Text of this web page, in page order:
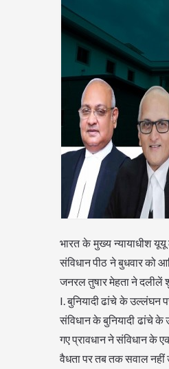
भारत के मुख्य न्यायाधीश
संविधान पीठ ने बुधवार को
जनरल तुषार मेहता ने दलीलें
I. बुनियादी ढांचे के उल्लंघन
संविधान के बुनियादी ढांचे
गए प्रावधान ने संविधान के
वैधता पर तब तक सवाल नहीं